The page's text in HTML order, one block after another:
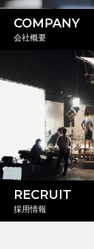
COMPANY
会社概要
RECRUIT
採用情報